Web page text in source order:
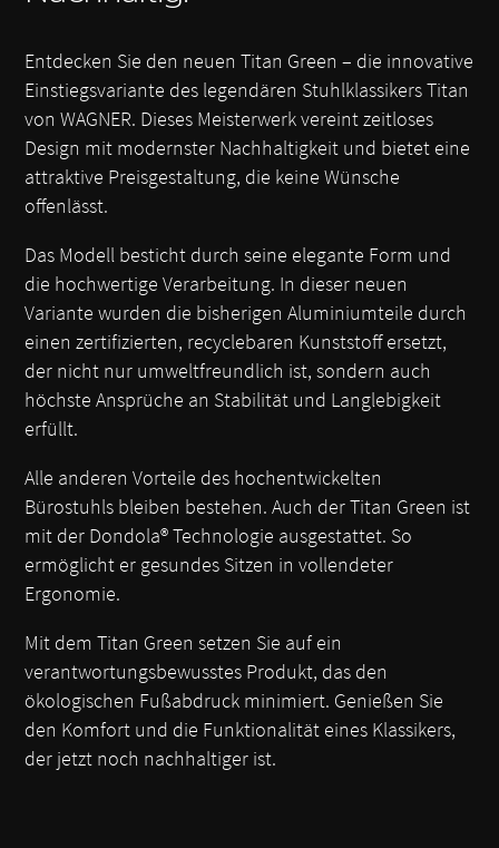
Entdecken Sie den neuen Titan Green – die innovative
Einstiegsvariante des legendären Stuhlklassikers Titan
von WAGNER. Dieses Meisterwerk vereint zeitloses
Design mit modernster Nachhaltigkeit und bietet eine
attraktive Preisgestaltung, die keine Wünsche
offenlässt.
Das Modell besticht durch seine elegante Form und
die hochwertige Verarbeitung. In dieser neuen
Variante wurden die bisherigen Aluminiumteile durch
einen zertifizierten, recyclebaren Kunststoff ersetzt,
der nicht nur umweltfreundlich ist, sondern auch
höchste Ansprüche an Stabilität und Langlebigkeit
erfüllt.
Alle anderen Vorteile des hochentwickelten
Bürostuhls bleiben bestehen. Auch der Titan Green ist
mit der Dondola® Technologie ausgestattet. So
ermöglicht er gesundes Sitzen in vollendeter
Ergonomie.
Mit dem Titan Green setzen Sie auf ein
verantwortungsbewusstes Produkt, das den
ökologischen Fußabdruck minimiert. Genießen Sie
den Komfort und die Funktionalität eines Klassikers,
der jetzt noch nachhaltiger ist.